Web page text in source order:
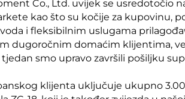
Co., Ltd. uvijek se usredotočio
kao što su kočije za kupovinu,
i fleksibilnim uslugama
dugoročnim domaćim klijentima,
smo upravo završili pošiljku
klijenta uključuje ukupno